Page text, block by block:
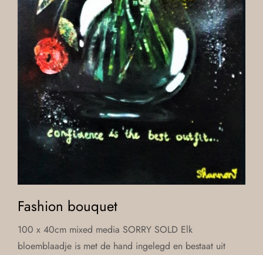
Fashion bouquet
100 x 40cm mixed media SORRY SOLD Elk
bloemblaadje is met de hand ingelegd en bestaat uit